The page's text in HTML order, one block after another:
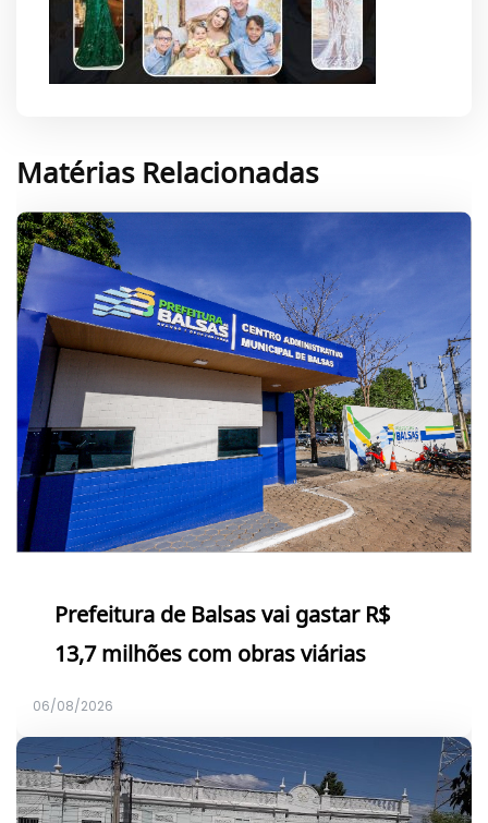
Matérias Relacionadas
Prefeitura de Balsas vai gastar R$
13,7 milhões com obras viárias
06/08/2026